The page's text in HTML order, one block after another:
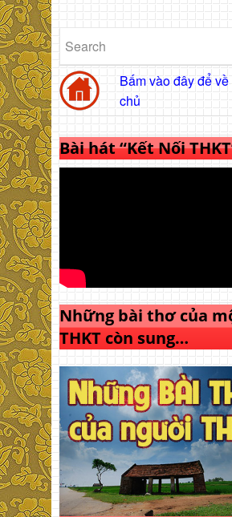
Bấm vào đây để về
chủ
Bài hát “Kết Nối
Những bài thơ của
THKT còn sung…